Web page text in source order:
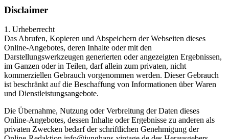
Disclaimer
1. Urheberrecht
Das Abrufen, Kopieren und Abspeichern der Webseiten dieses
Online-Angebotes, deren Inhalte oder mit den
Darstellungswerkzeugen generierten oder angezeigten Ergebnissen,
im Ganzen oder in Teilen, darf allein zum privaten, nicht
kommerziellen Gebrauch vorgenommen werden. Dieser Gebrauch
ist beschränkt auf die Beschaffung von Informationen über Waren
und Dienstleistungsangebote.
Die Übernahme, Nutzung oder Verbreitung der Daten dieses
Online-Angebotes, dessen Inhalte oder Ergebnisse zu anderen als
privaten Zwecken bedarf der schriftlichen Genehmigung der